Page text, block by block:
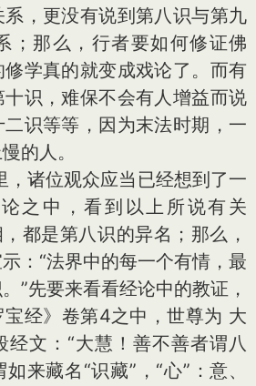
，更没有说到第八识与第九
；那么，行者要如何修证佛
学真的就变成戏论了。而有
识，难保不会有人增益而说
识等等，因为末法时期，一
的人。
观众应当已经想到了一
之中，看到以上所说有关
都是第八识的异名；那么，
：“法界中的每一个有情，最
”先要来看看经论中的教证，
经》卷第4之中，世尊为 大
经文：“大慧！善不善者谓八
来藏名“识藏”，“心”：意、